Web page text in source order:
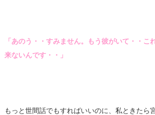
「あのう・・すみません。もう彼がいて・・こ
来ないんです・・」
もっと世間話でもすればいいのに、私ときたら